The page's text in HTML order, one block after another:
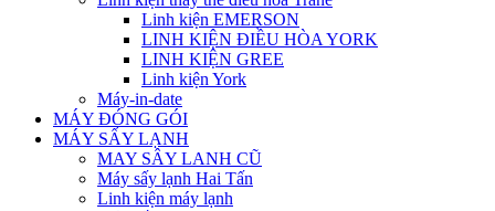
Linh kiện EMERSON
LINH KIỆN ĐIỀU HÒA YORK
LINH KIỆN GREE
Linh kiện York
Máy-in-date
MÁY ĐÓNG GÓI
MÁY SẤY LẠNH
MAY SÂY LANH CŨ
Máy sấy lạnh Hai Tấn
Linh kiện máy lạnh